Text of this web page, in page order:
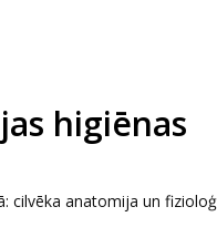
higiēnas
cilvēka anatomija un